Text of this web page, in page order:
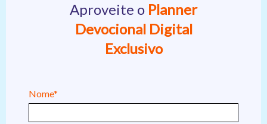
Aproveite o Planner
Devocional Digital
Exclusivo
Nome*